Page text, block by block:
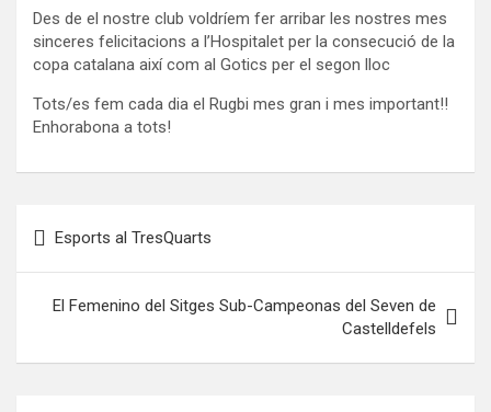
Des de el nostre club voldríem fer arribar les nostres mes
sinceres felicitacions a l’Hospitalet per la consecució de la
copa catalana així com al Gotics per el segon lloc
Tots/es fem cada dia el Rugbi mes gran i mes important!!
Enhorabona a tots!
de
entradas
Esports al TresQuarts
El Femenino del Sitges Sub-Campeonas del Seven de
Castelldefels